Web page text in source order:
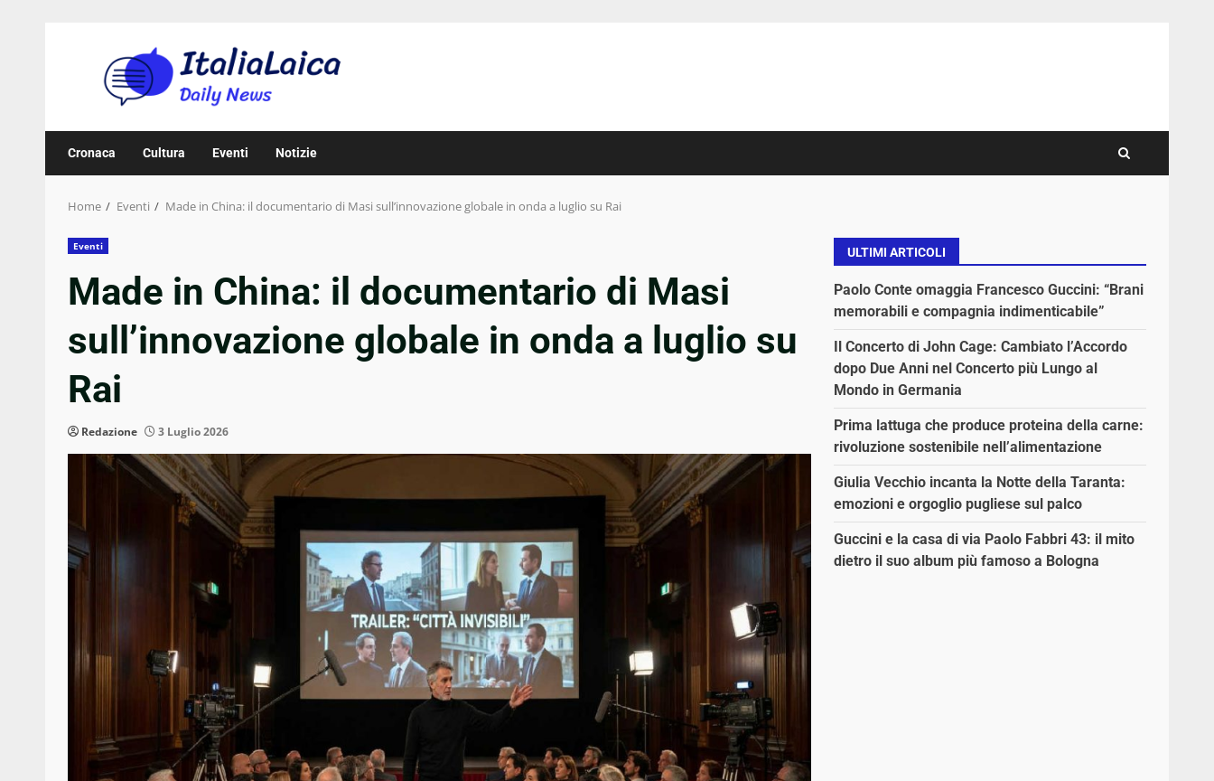
Cronaca Cultura Eventi Notizie
Home Eventi Made in China: il documentario di Masi sull’innovazione globale in onda a luglio su Rai
Eventi
Made in China: il documentario di Masi
sull’innovazione globale in onda a luglio su
Rai
Redazione 3 Luglio 2026
ULTIMI ARTICOLI
Paolo Conte omaggia Francesco Guccini: “Brani
memorabili e compagnia indimenticabile”
Il Concerto di John Cage: Cambiato l’Accordo
dopo Due Anni nel Concerto più Lungo al
Mondo in Germania
Prima lattuga che produce proteina della carne:
rivoluzione sostenibile nell’alimentazione
Giulia Vecchio incanta la Notte della Taranta:
emozioni e orgoglio pugliese sul palco
Guccini e la casa di via Paolo Fabbri 43: il mito
dietro il suo album più famoso a Bologna